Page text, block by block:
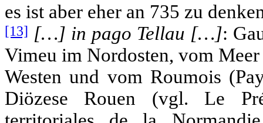
es ist aber eher an 735 zu
[13] […] in pago Tellau […]:
Vimeu im Nordosten, vom
Westen und vom Roumois
Diözese Rouen (vgl. Le